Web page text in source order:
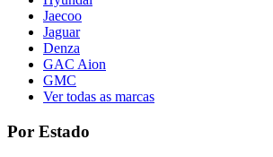
Jaecoo
Jaguar
Denza
GAC Aion
GMC
Ver todas as marcas
Por Estado